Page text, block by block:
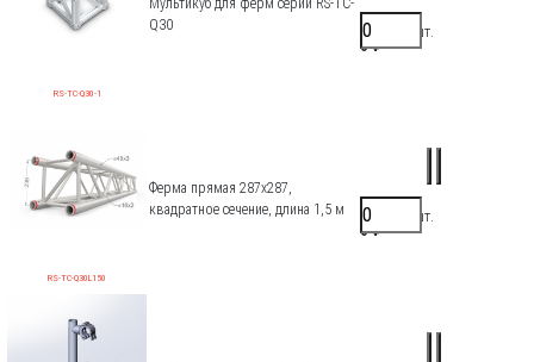
RS-TC-Q30-1
Мультикуб для ферм серии RS-TC-
Q30
45000 ₽/шт.
0 ₽
RS-TC-Q30L150
Ферма прямая 287х287,
квадратное сечение, длина 1,5 м
25700 ₽/шт.
0 ₽